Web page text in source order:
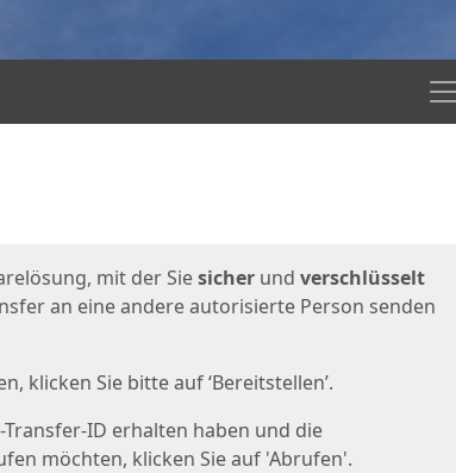
mit der Siesicher und verschlüsselt
an eine andere autorisierte Person senden
klicken Sie bitte auf ‘Bereitstellen’.
Transfer-ID erhalten haben und die
möchten, klicken Sie auf 'Abrufen'.